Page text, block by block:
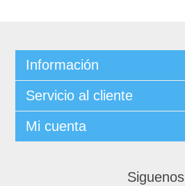
Información
Servicio al cliente
Mi cuenta
Siguenos